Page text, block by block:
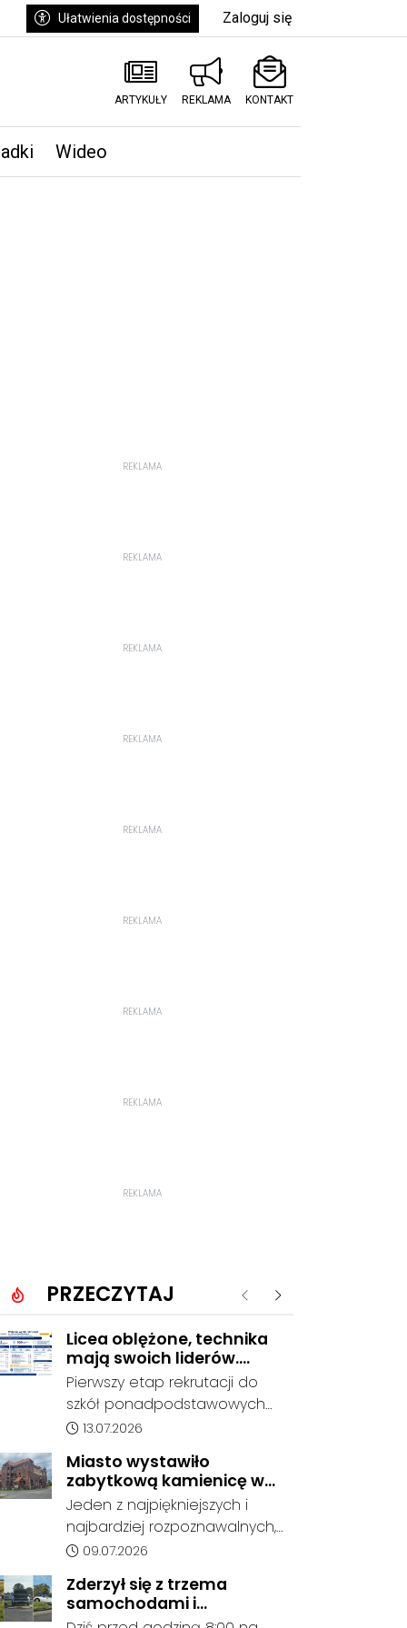
Ułatwienia dostępności Zaloguj się
ARTYKUŁY REKLAMA KONTAKT
Wideo
REKLAMA
REKLAMA
REKLAMA
REKLAMA
REKLAMA
REKLAMA
REKLAMA
REKLAMA
REKLAMA
PRZECZYTAJ Poprzednie
Następne
Licea oblężone, technika
mają swoich liderów.
Znamy wstępne wyniki
rekrutacji do szkół w
powiecie
Pierwszy etap rekrutacji do
szkół ponadpodstawowych
prowadzonych przez Powiat
pokazuje coraz wyraźniejsze
preferencje tegorocznych
absolwentów szkół
podstawowych. Dane dotyczą
kandydatów, którzy wskazali
dany oddział jako pierwszy
wybór, dlatego nie stanowią
jeszcze ostatecznego wyniku
Data dodania artykułu:
13.07.2026
Miasto wystawiło
zabytkową kamienicę w
Porcie na sprzedaż. W
dawnym hotelu mają
powstać mieszkania
Jeden z najpiękniejszych i
najbardziej rozpoznawalnych,
ale też najbardziej
Portu został wystawiony na
sprzedaż. Gmina Kędzierzyn-
Data dodania artykułu:
09.07.2026
Zderzył się z trzema
samochodami i
kontynuował jazdę. Seria